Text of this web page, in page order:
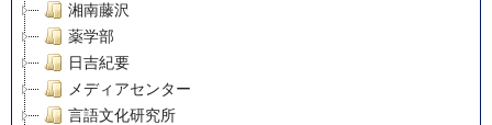
湘南藤沢
薬学部
日吉紀要
メディアセンター
言語文化研究所